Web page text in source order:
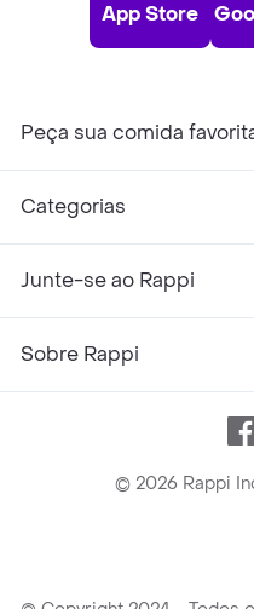
App Store
Peça sua comida
Categorias
Junte-se ao Rappi
Sobre Rappi
© 2026 Rappi